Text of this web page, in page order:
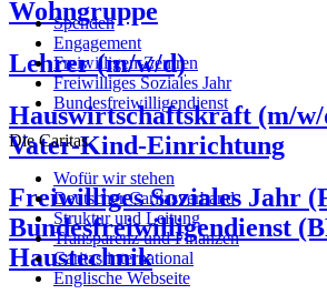
Wohngruppe
Lehrer (m/w/d)
Hauswirtschaftskraft (m/
Vater-Kind-Einrichtung
Freiwilliges Soziales Jahr
Bundesfreiwilligendienst
Haustechnik
Spenden
Engagement
Freiwilligen-Zentren
Freiwilliges Soziales Jahr
Bundesfreiwilligendienst
Die Caritas
Wofür wir stehen
Deutscher Caritasverband
Struktur und Leitung
Transparenz und Finanzen
Caritas international
Englische Webseite